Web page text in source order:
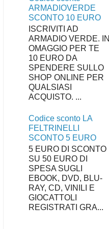
ARMADIOVERDE
SCONTO 10 EURO
ISCRIVITI AD
ARMADIO VERDE. IN
OMAGGIO PER TE
10 EURO DA
SPENDERE SULLO
SHOP ONLINE PER
QUALSIASI
ACQUISTO. ...
Codice sconto LA
FELTRINELLI
SCONTO 5 EURO
5 EURO DI SCONTO
SU 50 EURO DI
SPESA SUGLI
EBOOK, DVD, BLU-
RAY, CD, VINILI E
GIOCATTOLI
REGISTRATI GRA...